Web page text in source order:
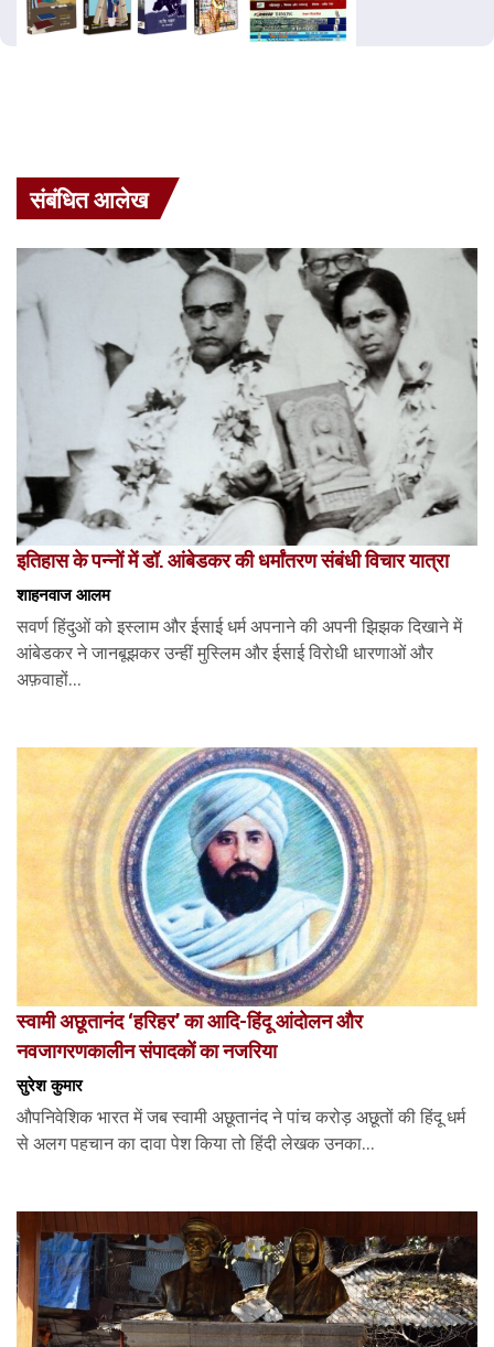
संबंधित आलेख
इतिहास के पन्नों में डॉ. आंबेडकर की धर्मांतरण संबंधी विचार यात्रा
शाहनवाज आलम
सवर्ण हिंदुओं को इस्लाम और ईसाई धर्म अपनाने की अपनी झिझक दिखाने में
आंबेडकर ने जानबूझकर उन्हीं मुस्लिम और ईसाई विरोधी धारणाओं और
अफ़वाहों...
स्वामी अछूतानंद ‘हरिहर’ का आदि-हिंदू आंदोलन और
नवजागरणकालीन संपादकों का नजरिया
सुरेश कुमार
औपनिवेशिक भारत में जब स्वामी अछूतानंद ने पांच करोड़ अछूतों की हिंदू धर्म
से अलग पहचान का दावा पेश किया तो हिंदी लेखक उनका...